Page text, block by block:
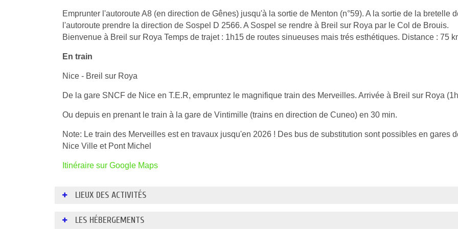
Emprunter l'autoroute A8 (en direction de Gênes) jusqu'à la sortie de Menton (n°59). A la sortie de la bretelle
l'autoroute prendre la direction de Sospel D 2566. A Sospel se rendre à Breil sur Roya par le Col de Brouis.
Bienvenue à Breil sur Roya Temps de trajet : 1h15 de routes sinueuses mais trés esthétiques. Distance : 75
En train
Nice - Breil sur Roya
De la gare SNCF de Nice en T.E.R, empruntez le magnifique train des Merveilles. Arrivée à Breil sur Roya
Ou depuis en prenant le train à la gare de Vintimille (trains en direction de Cuneo) en 30 min.
Note: Le train des Merveilles est en travaux jusqu'en 2026 ! Des bus de substitution sont possibles en gares
Nice Ville et Pont Michel
Itinéraire sur Google Maps
LIEUX DES ACTIVITÉS
Mise à jour:
LES HÉBERGEMENTS